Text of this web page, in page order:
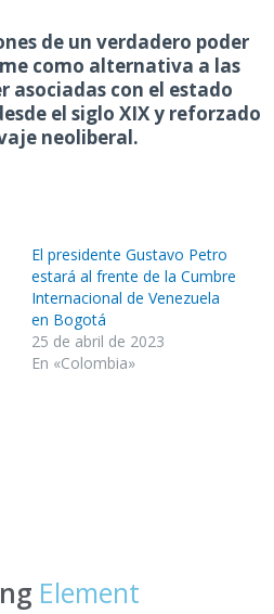
de un verdadero poder
como alternativa a las
asociadas con el estado
el siglo XIX y reforzado
neoliberal.
El presidente Gustavo Petro
estará al frente de la Cumbre
Internacional de Venezuela
en Bogotá
25 de abril de 2023
En «Colombia»
Element